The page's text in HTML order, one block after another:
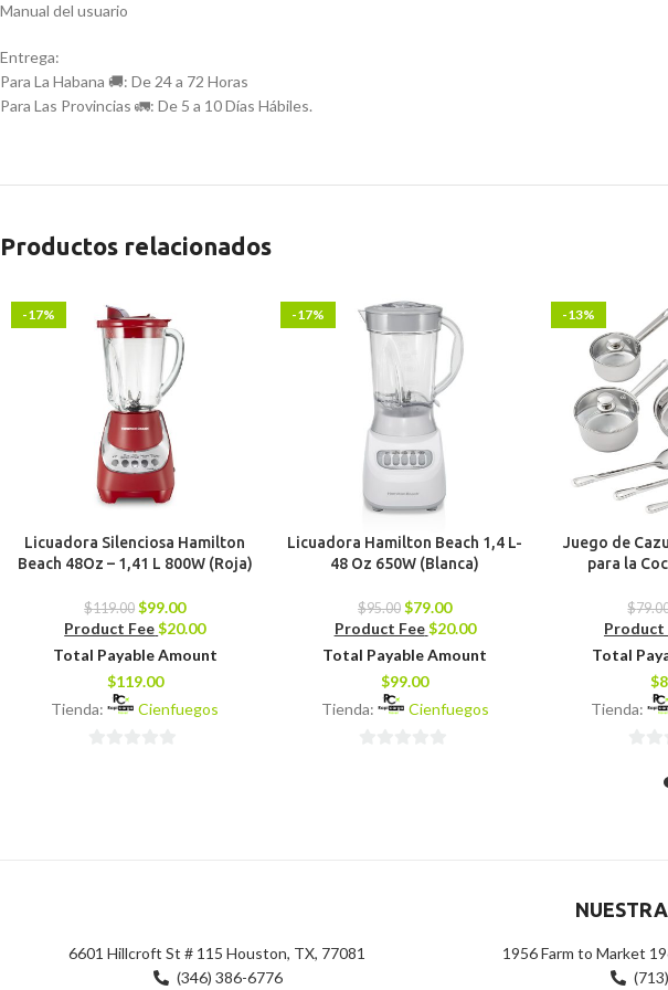
Manual del usuario
Entrega:
Para La Habana 🚚: De 24 a 72 Horas
Para Las Provincias 🚛: De 5 a 10 Días Hábiles.
Productos relacionados
-17%
Licuadora Silenciosa Hamilton
Beach 48Oz – 1,41 L 800W (Roja)
$119.00 $99.00
Product Fee$20.00
Total Payable Amount
$119.00
Tienda:
Cienfuegos
-17%
Licuadora Hamilton Beach 1,4 L-
48 Oz 650W (Blanca)
$95.00 $79.00
Product Fee $20.00
Total Payable Amount
$99.00
Tienda:
Cienfuegos
-13%
Juego de
para la
$
Product
Total
$
Tienda:
6601 Hillcroft St # 115 Houston, TX, 77081
(346) 386-6776
1956 Farm to Market